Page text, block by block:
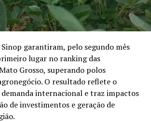
Nesse tempo ele
peso, realizou
e tratamentos.
mais de 15kg
apto para a
afirmou Marcos.
garantiram, pelo segundo mês
lugar no ranking das
Grosso, superando polos
O resultado reflete o
internacional e traz impactos
de investimentos e geração de